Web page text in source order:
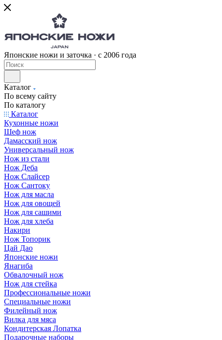
Японские ножи и заточка · с 2006 года
Каталог
По всему сайту
По каталогу
Каталог
Кухонные ножи
Шеф нож
Дамасский нож
Универсальный нож
Нож из стали
Нож Деба
Нож Слайсер
Нож Сантоку
Нож для масла
Нож для овощей
Нож для сашими
Нож для хлеба
Накири
Нож Топорик
Цай Дао
Японские ножи
Янагиба
Обвалочный нож
Нож для стейка
Профессиональные ножи
Специальные ножи
Филейный нож
Вилка для мяса
Кондитерская Лопатка
Подарочные наборы